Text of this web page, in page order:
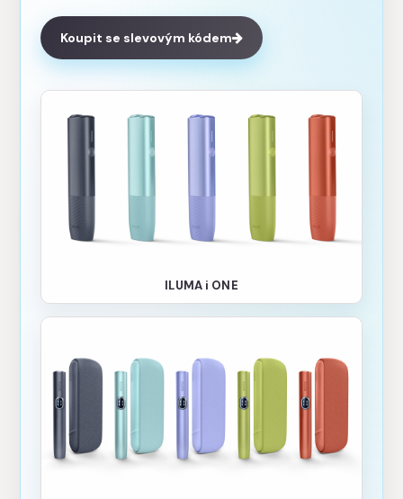
Koupit se slevovým kódem
ILUMA i ONE